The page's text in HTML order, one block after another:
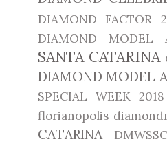
DIAMOND FACTOR
DIAMOND MODEL
SANTA CATARINA
DIAMOND MODEL
SPECIAL WEEK 2018
florianopolis
CATARINA